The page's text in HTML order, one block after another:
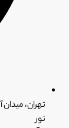
نور